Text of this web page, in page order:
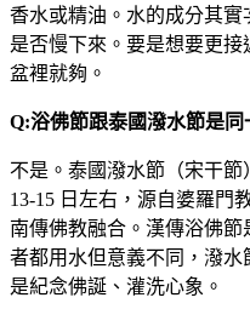
香水或精油。水的成分其
是否慢下來。要是想要更
盆裡就夠。
Q:浴佛節跟泰國潑水節是同
不是。泰國潑水節（宋干節
13-15 日左右，源自婆羅門
南傳佛教融合。漢傳浴佛
者都用水但意義不同，潑
是紀念佛誕、灌洗心象。